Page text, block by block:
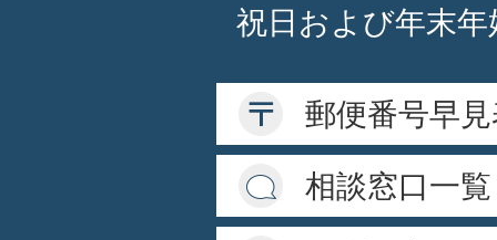
祝日および年末
郵便番号早
相談窓口一覧